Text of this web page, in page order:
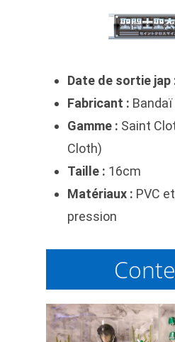
Date de sortie jap
Fabricant : Bandaï
Gamme : Saint
Cloth)
Taille : 16cm
Matériaux : PVC
pression